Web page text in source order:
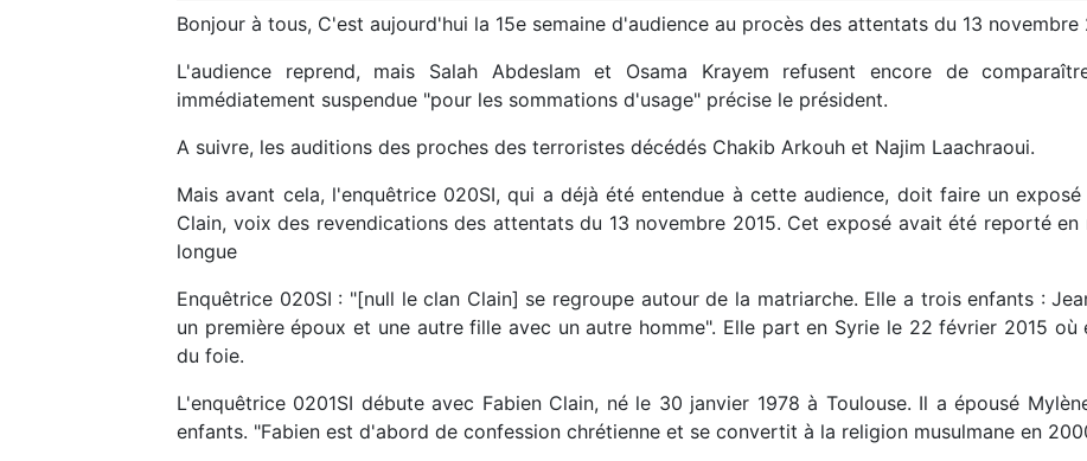
Bonjour à tous, C'est aujourd'hui la 15e semaine d'audience au procès des attentats du 13 novembre
L'audience reprend, mais Salah Abdeslam et Osama Krayem refusent encore de
immédiatement suspendue "pour les sommations d'usage" précise le président.
A suivre, les auditions des proches des terroristes décédés Chakib Arkouh et Najim Laachraoui.
Mais avant cela, l'enquêtrice 020SI, qui a déjà été entendue à cette audience, doit faire un
Clain, voix des revendications des attentats du 13 novembre 2015. Cet exposé avait été reporté
longue
Enquêtrice 020SI : "[null le clan Clain] se regroupe autour de la matriarche. Elle a trois enfants :
un première époux et une autre fille avec un autre homme". Elle part en Syrie le 22 février 2015
du foie.
L'enquêtrice 0201SI débute avec Fabien Clain, né le 30 janvier 1978 à Toulouse. Il a épousé
enfants. "Fabien est d'abord de confession chrétienne et se convertit à la religion musulmane en